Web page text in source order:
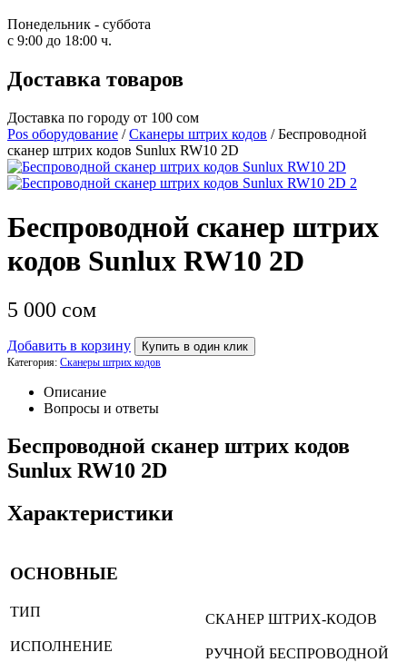
Понедельник - суббота
с 9:00 до 18:00 ч.
Доставка товаров
Доставка по городу от 100 сом
Pos оборудование /Сканеры штрих кодов / Беспроводной
сканер штрих кодов Sunlux RW10 2D
Беспроводной сканер штрих
кодов Sunlux RW10 2D
5 000 сом
Добавить в корзину Купить в один клик
Категория: Сканеры штрих кодов
Описание
Вопросы и ответы
Беспроводной сканер штрих кодов
Sunlux RW10 2D
Характеристики
ОСНОВНЫЕ
ТИП
СКАНЕР ШТРИХ-КОДОВ
ИСПОЛНЕНИЕ
РУЧНОЙ БЕСПРОВОДНОЙ